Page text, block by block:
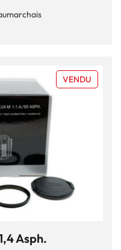
VENDU
Asph.